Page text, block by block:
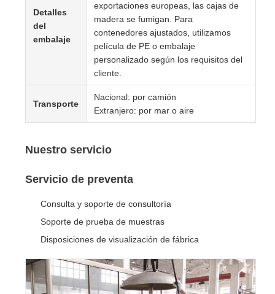
Detalles
del
embalaje
exportaciones europeas, las cajas de
madera se fumigan. Para
contenedores ajustados, utilizamos
película de PE o embalaje
personalizado según los requisitos del
cliente.
Transporte
Nacional: por camión
Extranjero: por mar o aire
Nuestro servicio
Servicio de preventa
Consulta y soporte de consultoría
Soporte de prueba de muestras
Disposiciones de visualización de fábrica